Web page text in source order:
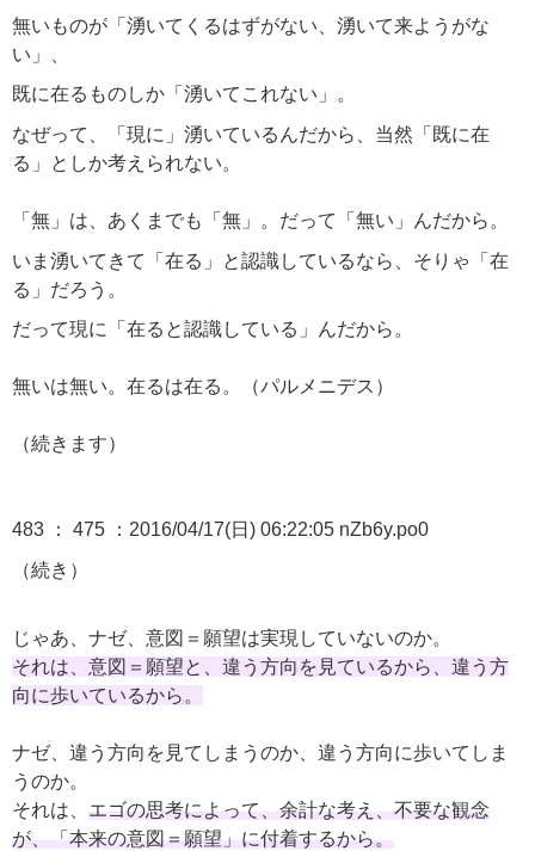
無いものが「湧いてくるはずがない、湧いて来ようがな
い」、
既に在るものしか「湧いてこれない」。
なぜって、「現に」湧いているんだから、当然「既に在
る」としか考えられない。
「無」は、あくまでも「無」。だって「無い」んだから。
いま湧いてきて「在る」と認識しているなら、そりゃ「在
る」だろう。
だって現に「在ると認識している」んだから。
無いは無い。在るは在る。（パルメニデス）
（続きます）
483 ： 475 ：2016/04/17(日) 06:22:05 nZb6y.po0
（続き）
じゃあ、ナゼ、意図＝願望は実現していないのか。
それは、意図＝願望と、違う方向を見ているから、違う方
向に歩いているから。
ナゼ、違う方向を見てしまうのか、違う方向に歩いてしま
うのか。
それは、 エゴの思考によって、余計な考え、不要な観念
が、「本来の意図＝願望」に付着するから。